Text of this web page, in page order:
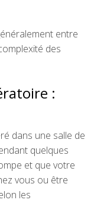
entre
des
:
dans une salle de
quelques
et que votre
vous ou être
les